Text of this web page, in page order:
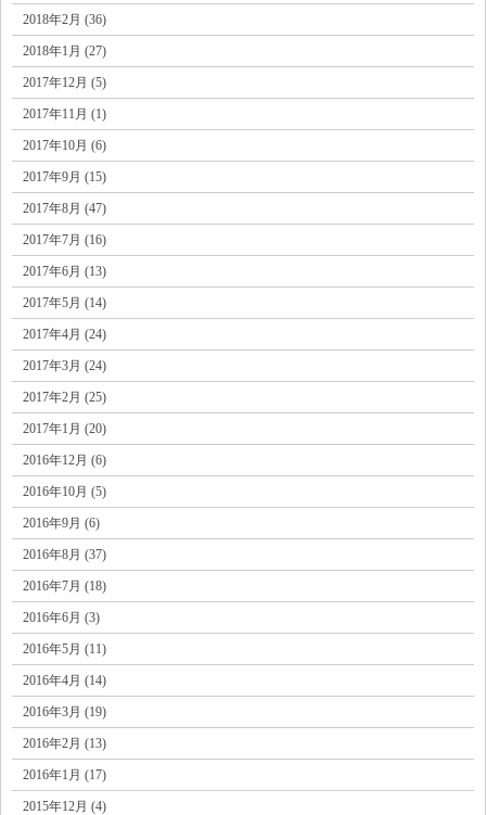
2018年2月 (36)
2018年1月 (27)
2017年12月 (5)
2017年11月 (1)
2017年10月 (6)
2017年9月 (15)
2017年8月 (47)
2017年7月 (16)
2017年6月 (13)
2017年5月 (14)
2017年4月 (24)
2017年3月 (24)
2017年2月 (25)
2017年1月 (20)
2016年12月 (6)
2016年10月 (5)
2016年9月 (6)
2016年8月 (37)
2016年7月 (18)
2016年6月 (3)
2016年5月 (11)
2016年4月 (14)
2016年3月 (19)
2016年2月 (13)
2016年1月 (17)
2015年12月 (4)